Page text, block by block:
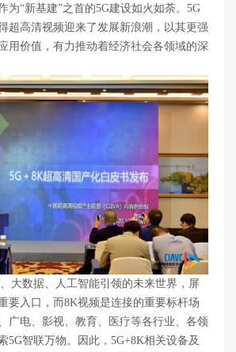
为“新基建”之首的5G建设如火如荼。5G
超高清视频迎来了发展新浪潮，以其更强
用价值，有力推动着经济社会各领域的深
大数据、人工智能引领的未来世界，屏
要入口，而8K视频是连接的重要标杆场
广电、影视、教育、医疗等各行业、各领
5G智联万物。因此，5G+8K相关设备及